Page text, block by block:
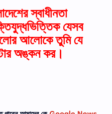
স্বাধীনতা
যেসব
আলোকে তুমি যে
অঙ্কন কর।